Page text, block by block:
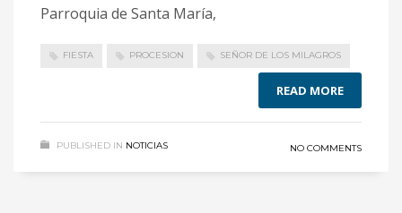
Parroquia de Santa María,
FIESTA PROCESION SEÑOR DE LOS MILAGROS
READ MORE
PUBLISHED IN NOTICIAS NO COMMENTS